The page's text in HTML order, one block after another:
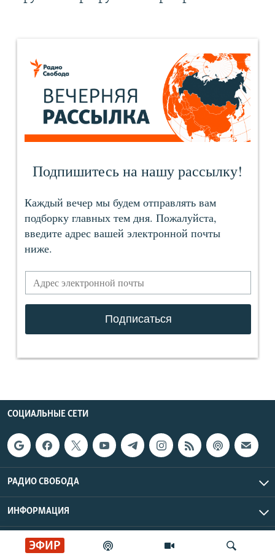
ЭФИР
СОЦИАЛЬНЫЕ СЕТИ
РАДИО СВОБОДА
ИНФОРМАЦИЯ
Радио Свобода © 2026 RFE/RL, Inc. | Все права защищены.